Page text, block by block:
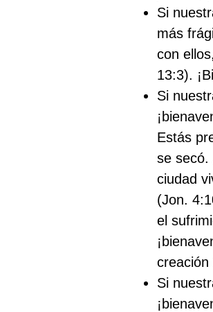
Si
más
con
13:3).
Si
Estás
se secó.
ciudad
(Jon.
el
creación
Si